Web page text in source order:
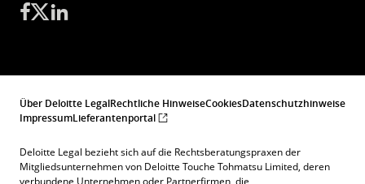
Über Deloitte LegalRechtliche HinweiseCookiesDatenschutzhinweise
ImpressumLieferantenportal
Deloitte Legal bezieht sich auf die Rechtsberatungspraxen der
Mitgliedsunternehmen von Deloitte Touche Tohmatsu Limited, deren
verbundene Unternehmen oder Partnerfirmen, die